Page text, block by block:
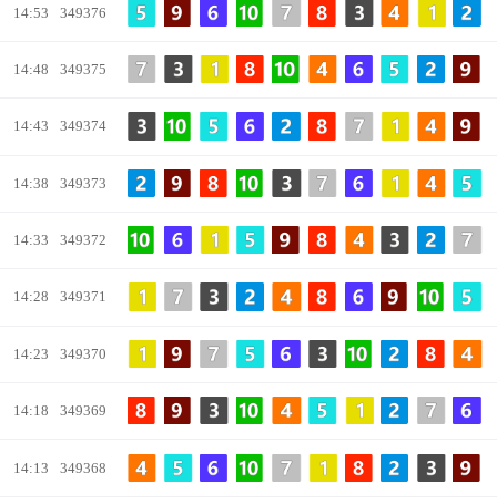
14:53 349376
14:48 349375
14:43 349374
14:38 349373
14:33 349372
14:28 349371
14:23 349370
14:18 349369
14:13 349368